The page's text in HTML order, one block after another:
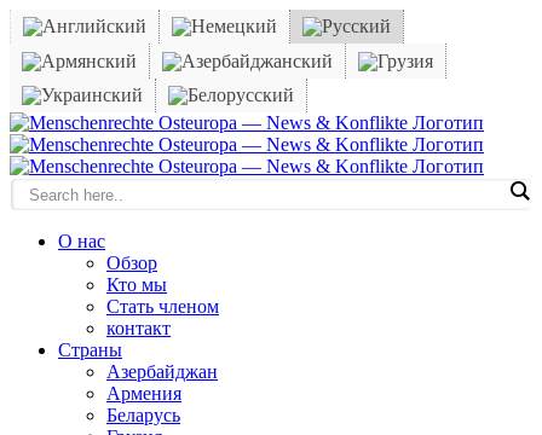
Skip
to
content
Facebook
X
YouTube
Instagram
Email
О нас
Обзор
Кто мы
Стать членом
контакт
Cтраны
Азербайджан
Армения
Беларусь